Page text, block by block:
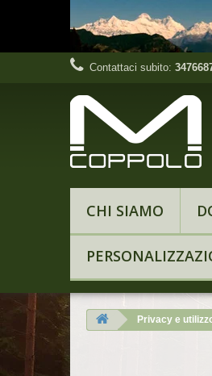
Contattaci subito:
CHI SIAMO
Privacy e